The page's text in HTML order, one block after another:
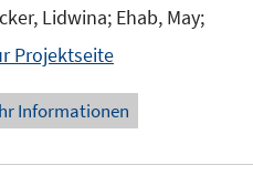
Lidwina; Ehab, May;
Projektseite
Informationen